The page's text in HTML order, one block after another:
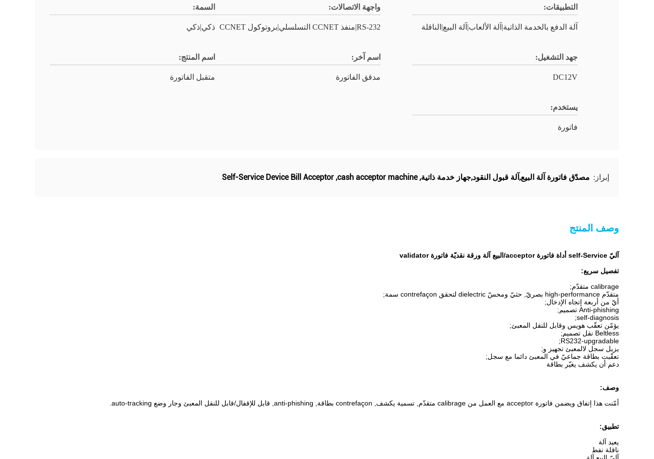
التطبيقات:
آلة الدفع بالخدمة الذاتية|آلة الألعاب|آلة البيع|الناقلة
واجهة الاتصالات:
RS-232|منفذ CCNET التسلسلي|بروتوكول CCNET
السمة:
ذكي|ذكي
جهد التشغيل:
DC12V
اسم آخر:
مدقق الفاتورة
اسم المنتج:
متقبل الفاتورة
يستخدم:
فاتورة
إبراز: مصدّق فاتورة آلة البيع,آلة قبول النقود,جهاز خدمة ذاتية,
cash acceptor machine
,
Self-Service Device Bill Acceptor
وصف المنتج
آليّ self-Service أداة فاتورة acceptor/البيع آلة ورقة نقديّة فاتورة validator
تفصيل سريع:
calibrage متقدّم;
متقدّم high-performance بصريّ, حثيّ ومحسّ dielectric لتحقق contrefaçon سمة;
أيّ من أربعة إتجاه الإدخال;
Anti-phishing تصميم;
self-diagnosis;
يؤمّن تعقّب هويس وقابل للنقل المعبئ;
Beltless نقل تصميم;
RS232-upgradable;
يزيل سجل لالمعبئ تجهيز و;
تعقّبت بطاقة جماعيّ في المعبئ دائما مع سجل;
دعم أن يكشف يغيّر بطاقة
وصف:
أمّنت هذا إتفاق ويضمن فاتورة acceptor مع العمل من calibrage متقدّم, تسمية يكشف, contrefaçon بطاقة, anti-phishing, قابل للإقفال/قابل للنقل المعبئ وجار وضع auto-tracking.
تطبيق:
يعيد آلة
ناقلة نفط